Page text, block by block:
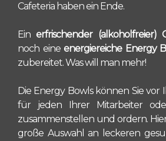
Cafeteria haben ein Ende.
Ein erfrischender (alkoholfreier)
noch eineenergiereiche Energy
zubereitet. Was will man mehr!
Die Energy Bowls können Sie vor
für jeden Ihrer Mitarbeiter
zusammenstellen und ordern.
große Auswahl an leckeren